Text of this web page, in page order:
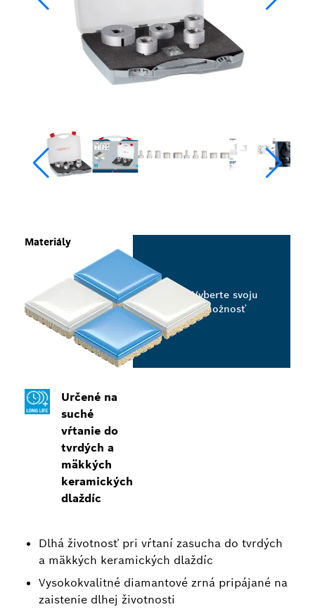
Určené na
suché
vŕtanie do
tvrdých a
mäkkých
keramických
dlaždíc
Dlhá životnosť pri vŕtaní zasucha do tvrdých
a mäkkých keramických dlaždíc
Vysokokvalitné diamantové zrná pripájané na
zaistenie dlhej životnosti
Materiály
Vyberte svoju
možnosť